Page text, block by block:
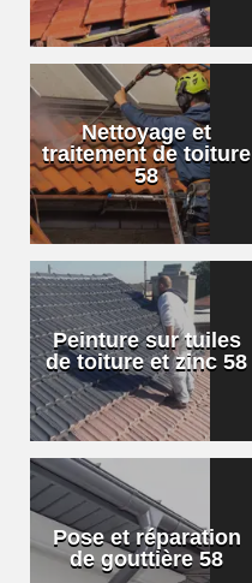
Nettoyage et
traitement de toiture
58
Peinture sur tuiles
de toiture et zinc 58
Pose et réparation
de gouttière 58